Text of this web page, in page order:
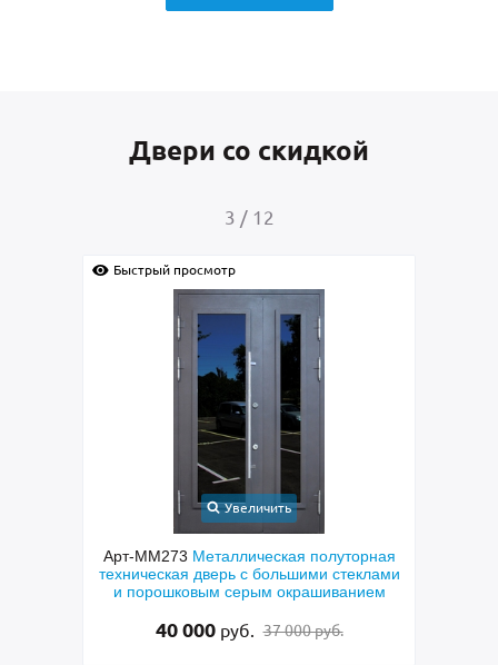
Двери со скидкой
4 / 12
полуторная
стеклами
окрашиванием
Быстрый просмотр
Увеличить
Арт-ММ237Входная дверь с порошковым
окрашиванием коричневого цвета и МДФ
с овальным зеркалом
27 500руб.